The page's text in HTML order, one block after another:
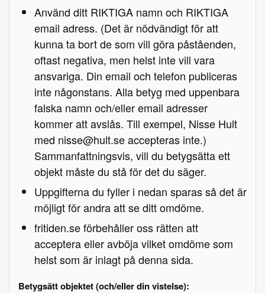
Använd ditt RIKTIGA namn och RIKTIGA
email adress. (Det är nödvändigt för att
kunna ta bort de som vill göra påståenden,
oftast negativa, men helst inte vill vara
ansvariga. Din email och telefon publiceras
inte någonstans. Alla betyg med uppenbara
falska namn och/eller email adresser
kommer att avslås. Till exempel, Nisse Hult
med nisse@hult.se accepteras inte.)
Sammanfattningsvis, vill du betygsätta ett
objekt måste du stå för det du säger.
Uppgifterna du fyller i nedan sparas så det är
möjligt för andra att se ditt omdöme.
fritiden.se förbehåller oss rätten att
acceptera eller avböja vilket omdöme som
helst som är inlagt på denna sida.
Betygsätt objektet (och/eller din vistelse):